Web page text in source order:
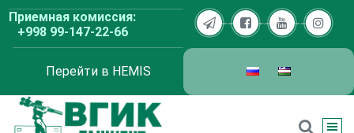
Перейти
содержимому
Приемная комиссия:
+998 99-147-22-66
Перейти в HEMIS